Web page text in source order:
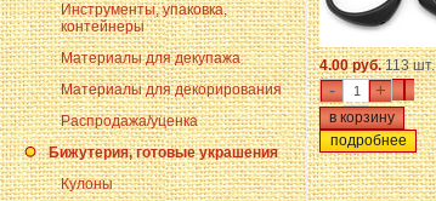
Инструменты, упаковка,
контейнеры
Материалы для декупажа
Материалы для декорирования
Распродажа/уценка
Бижутерия, готовые украшения
Кулоны
4.00 руб.113 шт.
- +
подробнее